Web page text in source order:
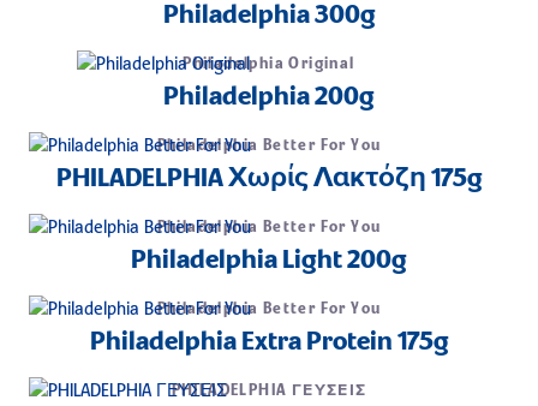
Philadelphia 300g
Philadelphia Original
Philadelphia 200g
Philadelphia Better For You
PHILADELPHIA Χωρίς Λακτόζη 175g
Philadelphia Better For You
Philadelphia Light 200g
Philadelphia Better For You
Philadelphia Extra Protein 175g
PHILADELPHIA ΓΕΥΣΕΙΣ